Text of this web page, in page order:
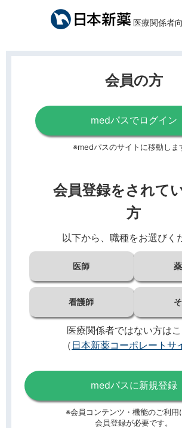
医療関係者
会員の方
medパスでログイン
※medパスのサイトに移動しま
会員登録をされて
方
以下から、職種をお選びく
医師
看護師
医療関係者ではない方は
（ 日本新薬コーポレートサ
medパスに新規登録
※会員コンテンツ・機能のご利用
会員登録が必要です。